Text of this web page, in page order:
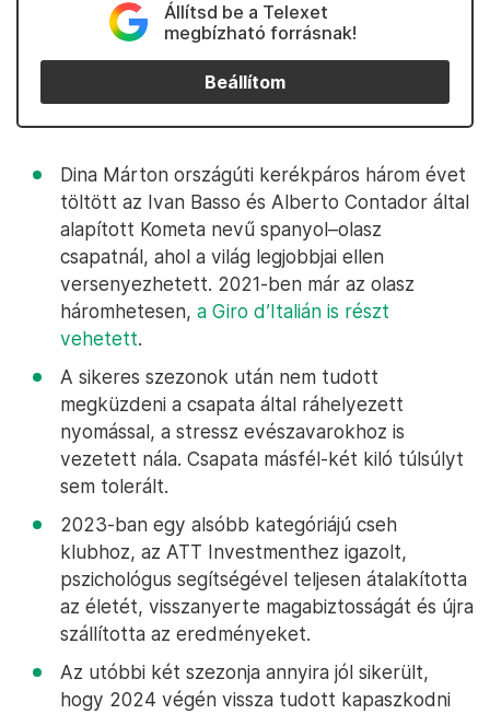
Állítsd be a Telexet
megbízható forrásnak!
Beállítom
Dina Márton országúti kerékpáros három évet
töltött az Ivan Basso és Alberto Contador által
alapított Kometa nevű spanyol–olasz
csapatnál, ahol a világ legjobbjai ellen
versenyezhetett. 2021-ben már az olasz
háromhetesen, a Giro d’Italián is részt
vehetett.
A sikeres szezonok után nem tudott
megküzdeni a csapata által ráhelyezett
nyomással, a stressz evészavarokhoz is
vezetett nála. Csapata másfél-két kiló túlsúlyt
sem tolerált.
2023-ban egy alsóbb kategóriájú cseh
klubhoz, az ATT Investmenthez igazolt,
pszichológus segítségével teljesen átalakította
az életét, visszanyerte magabiztosságát és újra
szállította az eredményeket.
Az utóbbi két szezonja annyira jól sikerült,
hogy 2024 végén vissza tudott kapaszkodni